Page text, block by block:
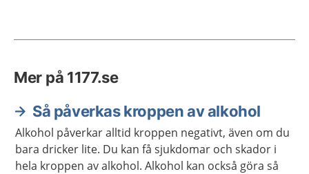
Mer på 1177.se
Så påverkas kroppen av alkohol
Alkohol påverkar alltid kroppen negativt, även om du
bara dricker lite. Du kan få sjukdomar och skador i
hela kroppen av alkohol. Alkohol kan också göra så